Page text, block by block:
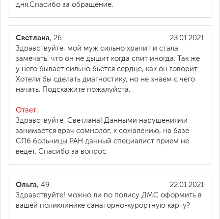
дня.Спасибо за обращение.
23.01.2021
Светлана, 26
Здравствуйте, мой муж сильно храпит и стала
замечать, что он не дышит когда спит иногда. Так же
у него бывает сильно бьется сердце, как он говорит.
Хотели бы сделать диагностику, но не знаем с чего
начать. Подскажите пожалуйста.
Ответ:
Здравствуйте, Светлана! Данными нарушениями
занимается врач сомнолог, к сожалению, на базе
СПб больницы РАН данный специалист прием не
ведет. Спасибо за вопрос.
22.01.2021
Ольга, 49
Здравствуйте! можно ли по полису ДМС оформить в
вашей поликлинике санаторно-курортную карту?